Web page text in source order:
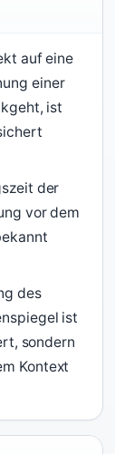
auf eine
einer
ist
der
vor dem
des
ist
sondern
Kontext